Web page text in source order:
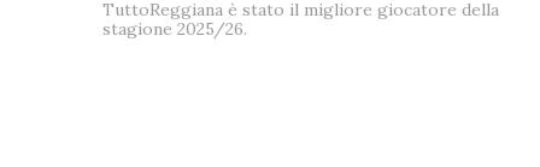
TuttoReggiana è stato il migliore giocatore della
stagione 2025/26.